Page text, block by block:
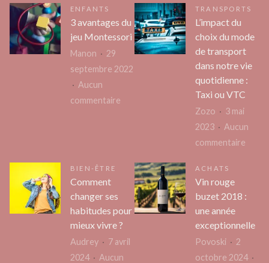
ENFANTS
3 avantages du
jeu Montessori
Manon
29
septembre 2022
Aucun
commentaire
Montessori
TRANSPORTS
L’impact du
choix du mode
de transport
dans notre vie
quotidienne :
Taxi ou VTC
Zozo
3 mai
2023
Aucun
commentaire
mode
BIEN-ÊTRE
Comment
changer ses
habitudes pour
mieux vivre ?
Audrey
7 avril
2024
Aucun
ACHATS
Vin rouge
buzet 2018 :
une année
exceptionnelle
Povoski
2
octobre 2024